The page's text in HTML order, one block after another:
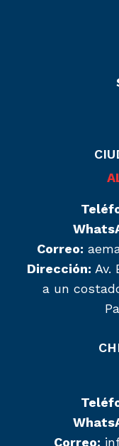
Correo:
Dirección: Av.
a un
Correo: